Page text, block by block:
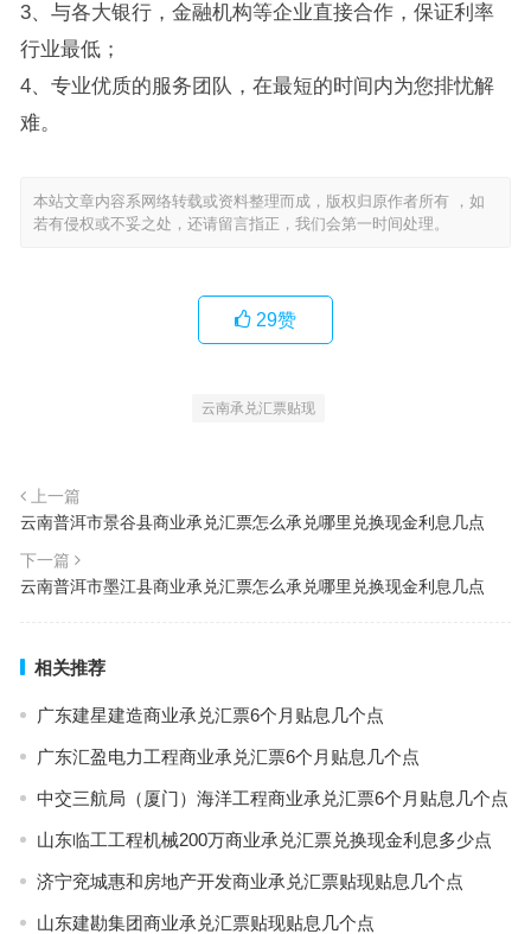
3、与各大银行，金融机构等企业直接合作，保证利率
行业最低；
4、专业优质的服务团队，在最短的时间内为您排忧解
难。
本站文章内容系网络转载或资料整理而成，版权归原作者所有 ，如
若有侵权或不妥之处，还请留言指正，我们会第一时间处理。
29赞
云南承兑汇票贴现
上一篇
云南普洱市景谷县商业承兑汇票怎么承兑哪里兑换现金利息几点
下一篇
云南普洱市墨江县商业承兑汇票怎么承兑哪里兑换现金利息几点
相关推荐
广东建星建造商业承兑汇票6个月贴息几个点
广东汇盈电力工程商业承兑汇票6个月贴息几个点
中交三航局（厦门）海洋工程商业承兑汇票6个月贴息几个点
山东临工工程机械200万商业承兑汇票兑换现金利息多少点
济宁兖城惠和房地产开发商业承兑汇票贴现贴息几个点
山东建勘集团商业承兑汇票贴现贴息几个点